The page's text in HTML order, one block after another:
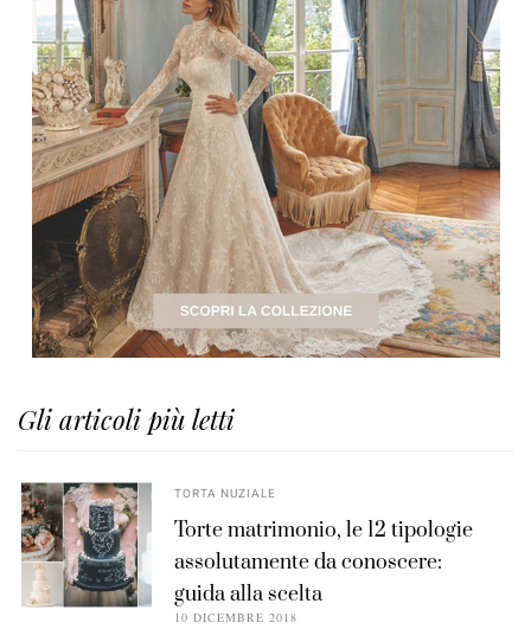
Gli articoli più letti
TORTA NUZIALE
Torte matrimonio, le 12 tipologie
assolutamente da conoscere:
guida alla scelta
10 DICEMBRE 2018